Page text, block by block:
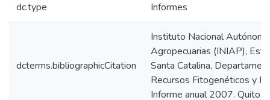
dc.type Informes
dcterms.bibliographicCitation
Instituto Nacional
Agropecuarias (INIAP),
Santa Catalina,
Recursos Fitogenéticos y
Informe anual 2007. Quito,